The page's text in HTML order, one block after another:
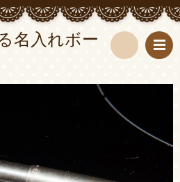
名入れボー
索